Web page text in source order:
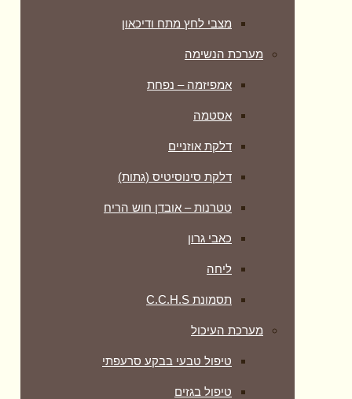
מצבי לחץ מתח ודיכאון
מערכת הנשימה
אמפיזמה – נפחת
אסטמה
דלקת אוזניים
דלקת סינוסיטיס (גתות)
טטרנות – אובדן חוש הריח
כאבי גרון
ליחה
תסמונת C.C.H.S
מערכת העיכול
טיפול טבעי בבקע סרעפתי
טיפול בגזים